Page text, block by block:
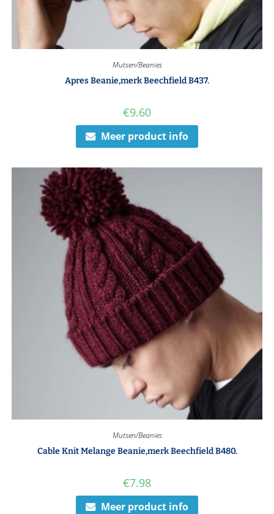
Mutsen/Beanies
Apres Beanie,merk Beechfield B437.
€9.60
Meer product info
Mutsen/Beanies
Cable Knit Melange Beanie,merk Beechfield B480.
€7.98
Meer product info